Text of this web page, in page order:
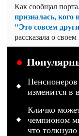
Как сообщал
призналась, кого
"Это совсем
рассказала о
Пенсионеров
изменится в
Кличко
чемпионом
что